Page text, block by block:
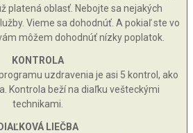
platená oblasť. Nebojte sa nejakých
Vieme sa dohodnúť. A pokiaľ ste vo
môžem dohodnúť nízky poplatok.
KONTROLA
uzdravenia je asi 5 kontrol, ako
Kontrola beží na diaľku vešteckými
technikami.
LIEČBA